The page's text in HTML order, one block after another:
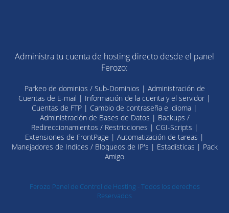
Administra tu cuenta de hosting directo desde el panel
Ferozo:
Parkeo de dominios / Sub-Dominios | Administración de
Cuentas de E-mail | Información de la cuenta y el servidor |
Cuentas de FTP | Cambio de contraseña e idioma |
Administración de Bases de Datos | Backups /
Redireccionamientos / Restricciones | CGI-Scripts |
Extensiones de FrontPage | Automatización de tareas |
Manejadores de Indices / Bloqueos de IP's | Estadísticas | Pack
Amigo
Ferozo Panel de Control de Hosting - Todos los derechos
Reservados